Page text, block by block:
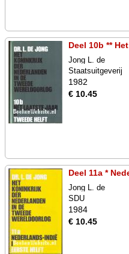
Deel 10b **
Jong L. de
Staatsuitgeverij
1982
€ 10.45
Deel 11a *
Jong L. de
SDU
1984
€ 10.45